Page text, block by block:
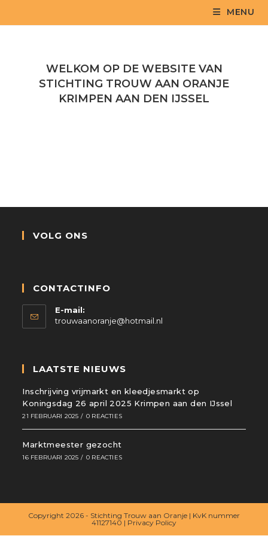
MENU
WELKOM OP DE WEBSITE VAN
STICHTING TROUW AAN ORANJE
KRIMPEN AAN DEN IJSSEL
VOLG ONS
CONTACTINFO
E-mail:
trouwaanoranje@hotmail.nl
LAATSTE NIEUWS
Inschrijving vrijmarkt en kleedjesmarkt op
Koningsdag 26 april 2025 Krimpen aan den IJssel
21 FEBRUARI 2025 / 0 REACTIES
Marktmeester gezocht
16 FEBRUARI 2025 / 0 REACTIES
Copyright 2026 - Stichting Trouw aan Oranje | KvK nummer
41127140 | Privacy Policy